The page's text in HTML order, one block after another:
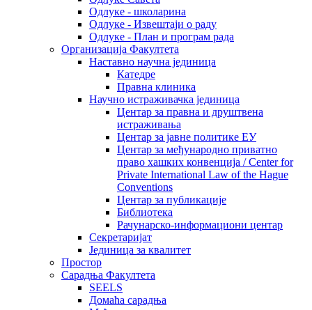
Одлуке - школарина
Одлуке - Извештаји о раду
Одлуке - План и програм рада
Организација Факултета
Наставно научна јединица
Катедре
Правна клиника
Научно истраживачка јединица
Центар за правна и друштвена
истраживања
Центар за јавне политике ЕУ
Центар за међународно приватно
право хашких конвенција / Center for
Private International Law of the Hague
Conventions
Центар за публикације
Библиотека
Рачунарско-информациони центар
Секретаријат
Јединица за квалитет
Простор
Сарадња Факултета
SEELS
Домаћа сарадња